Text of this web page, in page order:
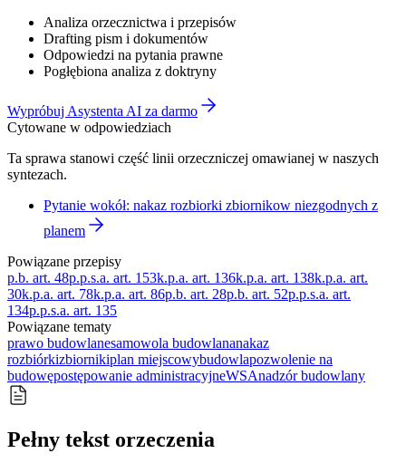
Analiza orzecznictwa i przepisów
Drafting pism i dokumentów
Odpowiedzi na pytania prawne
Pogłębiona analiza z doktryny
Wypróbuj Asystenta AI za darmo
Cytowane w odpowiedziach
Ta sprawa stanowi część linii orzeczniczej omawianej w naszych
syntezach.
Pytanie wokół: nakaz rozbiorki zbiornikow niezgodnych z
planem
Powiązane przepisy
p.b. art. 48p.p.s.a. art. 153k.p.a. art. 136k.p.a. art. 138k.p.a. art.
30k.p.a. art. 78k.p.a. art. 86p.b. art. 28p.b. art. 52p.p.s.a. art.
134p.p.s.a. art. 135
Powiązane tematy
prawo budowlanesamowola budowlananakaz
rozbiórkizbiornikiplan miejscowybudowlapozwolenie na
budowępostępowanie administracyjneWSAnadzór budowlany
Pełny tekst orzeczenia